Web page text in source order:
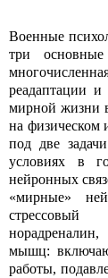
Военные
три
реадаптации и
мирной жизни
на физическом
под две
условиях в
нейронных
«мирные»
стрессовый
мышц:
работы,